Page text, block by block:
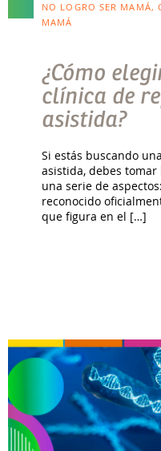
NO LOGRO SER MAMÁ,
MAMÁ
¿Cómo
clínica de
asistida?
Si estás buscando
asistida, debes
una serie de
reconocido
que figura en el […]